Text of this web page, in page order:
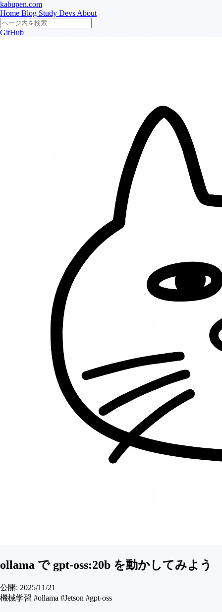
kabupen.com
Home Blog Study Devs About
GitHub
ollama で gpt-oss:20b を動かしてみよう
公開: 2025/11/21
機械学習 #ollama #Jetson #gpt-oss